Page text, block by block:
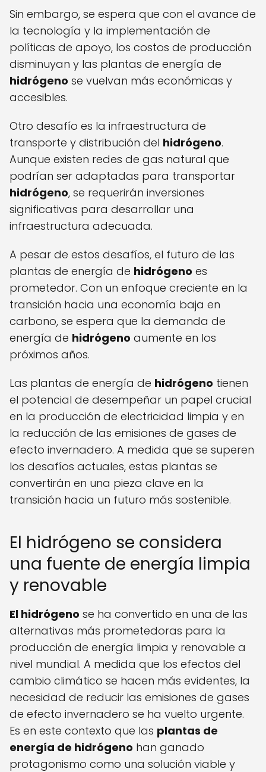
Sin embargo, se espera que con el avance de
la tecnología y la implementación de
políticas de apoyo, los costos de producción
disminuyan y las plantas de energía de
hidrógeno se vuelvan más económicas y
accesibles.
Otro desafío es la infraestructura de
transporte y distribución del hidrógeno.
Aunque existen redes de gas natural que
podrían ser adaptadas para transportar
hidrógeno, se requerirán inversiones
significativas para desarrollar una
infraestructura adecuada.
A pesar de estos desafíos, el futuro de las
plantas de energía de hidrógeno es
prometedor. Con un enfoque creciente en la
transición hacia una economía baja en
carbono, se espera que la demanda de
energía de hidrógeno aumente en los
próximos años.
Las plantas de energía de hidrógeno tienen
el potencial de desempeñar un papel crucial
en la producción de electricidad limpia y en
la reducción de las emisiones de gases de
efecto invernadero. A medida que se superen
los desafíos actuales, estas plantas se
convertirán en una pieza clave en la
transición hacia un futuro más sostenible.
El hidrógeno se considera
una fuente de energía limpia
y renovable
El hidrógeno se ha convertido en una de las
alternativas más prometedoras para la
producción de energía limpia y renovable a
nivel mundial. A medida que los efectos del
cambio climático se hacen más evidentes, la
necesidad de reducir las emisiones de gases
de efecto invernadero se ha vuelto urgente.
Es en este contexto que las plantas de
energía de hidrógeno han ganado
protagonismo como una solución viable y